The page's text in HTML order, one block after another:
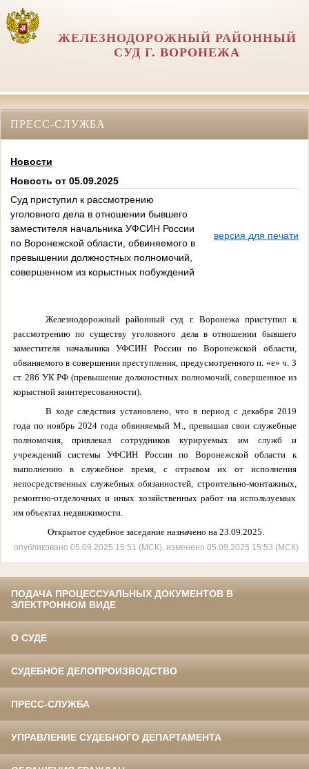
ЖЕЛЕЗНОДОРОЖНЫЙ РАЙОННЫЙ
СУД Г. ВОРОНЕЖА
ПРЕСС-СЛУЖБА
Новости
Новость от 05.09.2025
Суд приступил к рассмотрению
уголовного дела в отношении бывшего
заместителя начальника УФСИН России
по Воронежской области, обвиняемого в
превышении должностных полномочий,
совершенном из корыстных побуждений
версия для печати
Железнодорожный районный суд г. Воронежа приступил к
рассмотрению по существу уголовного дела в отношении бывшего
заместителя начальника УФСИН России по Воронежской области,
обвиняемого в совершении преступления, предусмотренного п. «е» ч. 3
ст. 286 УК РФ (превышение должностных полномочий, совершенное из
корыстной заинтересованности).
В ходе следствия установлено, что в период с декабря 2019
года по ноябрь 2024 года обвиняемый М., превышая свои служебные
полномочия, привлекал сотрудников курируемых им служб и
учреждений системы УФСИН России по Воронежской области к
выполнению в служебное время, с отрывом их от исполнения
непосредственных служебных обязанностей, строительно-монтажных,
ремонтно-отделочных и иных хозяйственных работ на используемых
им объектах недвижимости.
Открытое судебное заседание назначено на 23.09.2025.
опубликовано 05.09.2025 15:51 (МСК), изменено 05.09.2025 15:53 (МСК)
ПОДАЧА ПРОЦЕССУАЛЬНЫХ ДОКУМЕНТОВ В
ЭЛЕКТРОННОМ ВИДЕ
О СУДЕ
СУДЕБНОЕ ДЕЛОПРОИЗВОДСТВО
ПРЕСС-СЛУЖБА
УПРАВЛЕНИЕ СУДЕБНОГО ДЕПАРТАМЕНТА